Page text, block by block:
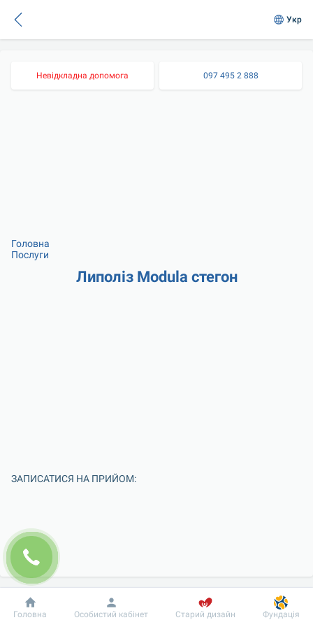
Укр
Невідкладна допомога 097 495 2 888
Головна
Послуги
Липоліз Modula стегон
ЗАПИСАТИСЯ НА ПРИЙОМ:
Добробут Інформація Пацієнту
Головна Особистий кабінет Старий дизайн Фундація